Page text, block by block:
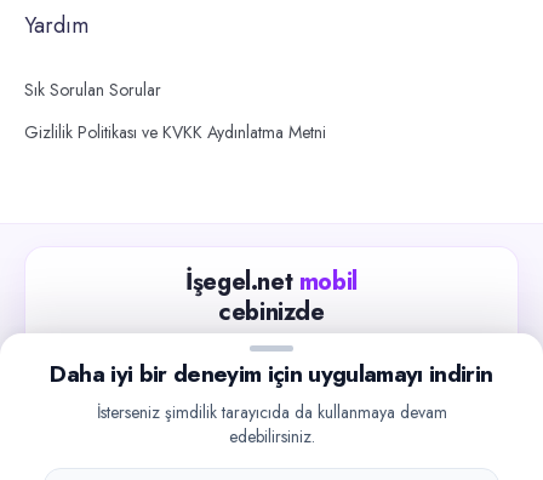
Yardım
Sık Sorulan Sorular
Gizlilik Politikası ve KVKK Aydınlatma Metni
İşegel.net mobil
cebinizde
Güncel iş ilanlarını takip edin, işverenlerle hızlıca
iletişime geçin.
Google Play
Daha iyi bir deneyim için uygulamayı indirin
İsterseniz şimdilik tarayıcıda da kullanmaya devam
edebilirsiniz.